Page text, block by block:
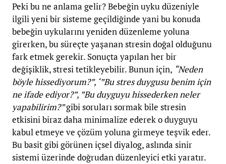
Peki bu ne anlama gelir? Bebeğin uyku düzeniyle
ilgili yeni bir sisteme geçildiğinde yani bu konuda
bebeğin uykularını yeniden düzenleme yoluna
girerken, bu süreçte yaşanan stresin doğal olduğunu
fark etmek gerekir. Sonuçta yapılan her bir
değişiklik, stresi tetikleyebilir. Bunun için, “Neden
böyle hissediyorum?”, ‘”Bu stres duygusu benim için
ne ifade ediyor?”, ”Bu duyguyu hissederken neler
yapabilirim?”gibi soruları sormak bile stresin
etkisini biraz daha minimalize ederek o duyguyu
kabul etmeye ve çözüm yoluna girmeye teşvik eder.
Bu basit gibi görünen içsel diyalog, aslında sinir
sistemi üzerinde doğrudan düzenleyici etki yaratır.